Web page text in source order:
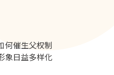
何催生父权制
象日益多样化